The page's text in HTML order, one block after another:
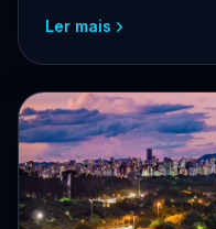
Ler mais